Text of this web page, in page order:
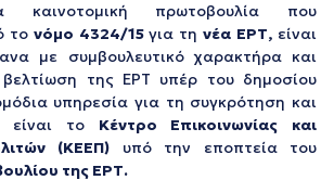
καινοτομική πρωτοβουλία που
το νόμο 4324/15για τηνέα ΕΡΤ, είναι
με συμβουλευτικό χαρακτήρα και
της ΕΡΤ υπέρ του δημοσίου
υπηρεσία για τη συγκρότηση και
είναι το Κέντρο Επικοινωνίας και
(ΚΕΕΠ) υπό την εποπτεία του
της ΕΡΤ.